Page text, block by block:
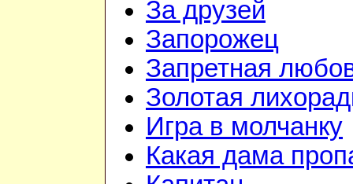
За друзей
Запорожец
Запретная
Золотая
Игра в молчанку
Какая дама